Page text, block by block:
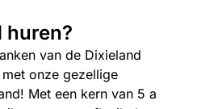
huren?
van de Dixieland
onze gezellige
Met een kern van 5 a